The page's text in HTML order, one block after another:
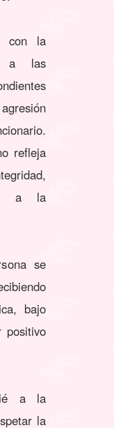
con la
a las
refleja
a la
se
bajo
positivo
a la
la